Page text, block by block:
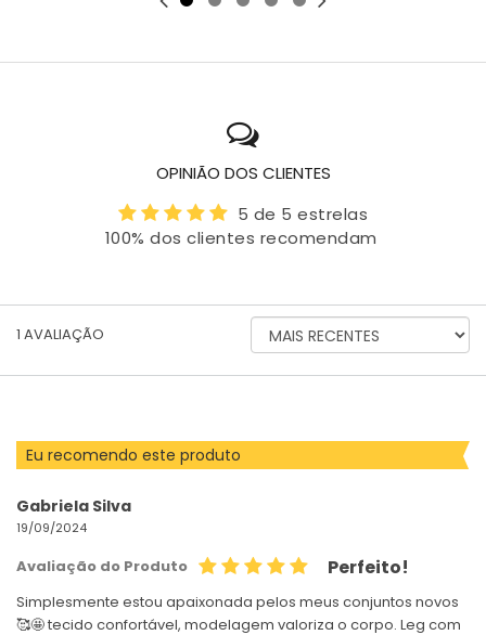
OPINIÃO DOS CLIENTES
5 de 5 estrelas
100% dos clientes recomendam
1 AVALIAÇÃO
ORDENAR
AVALIAÇÕES
Eu recomendo este produto
Gabriela Silva
19/09/2024
Avaliação do Produto Perfeito!
Simplesmente estou apaixonada pelos meus conjuntos novos
🥰🤩 tecido confortável, modelagem valoriza o corpo. Leg com